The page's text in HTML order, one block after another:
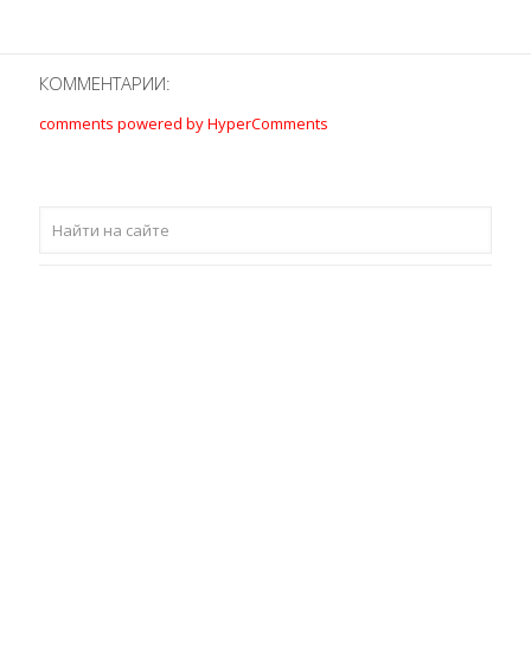
КОММЕНТАРИИ:
comments powered by HyperComments